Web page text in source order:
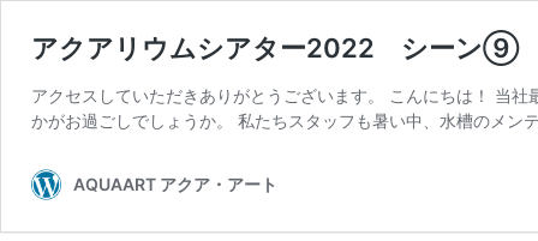
アクアリウムシアター2022 シーン⑨
アクセスしていただきありがとうございます。 こんにちは！ 当
かがお過ごしでしょうか。 私たちスタッフも暑い中、水槽のメ
AQUAART アクア・アート